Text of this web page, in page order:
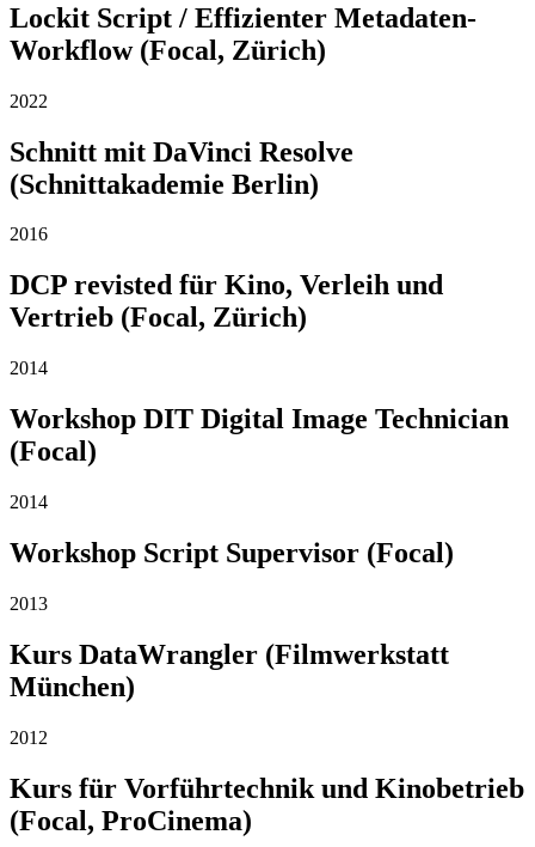
Lockit Script / Effizienter Metadaten-
Workflow (Focal, Zürich)
2022
Schnitt mit DaVinci Resolve
(Schnittakademie Berlin)
2016
DCP revisted für Kino, Verleih und
Vertrieb (Focal, Zürich)
2014
Workshop DIT Digital Image Technician
(Focal)
2014
Workshop Script Supervisor (Focal)
2013
Kurs DataWrangler (Filmwerkstatt
München)
2012
Kurs für Vorführtechnik und Kinobetrieb
(Focal, ProCinema)